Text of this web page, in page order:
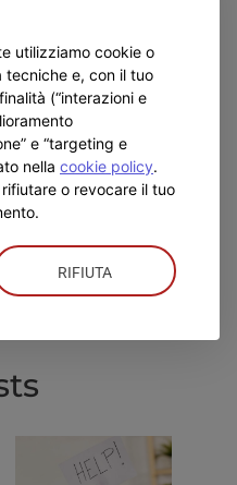
la Chiesalocale e le
cosa si aspettano da
ai ragazzi di qualsiasi
Ma con uno
più in difficoltà
Next
utilizziamo cookie o
tecniche e, con il tuo
(“interazioni e
e “targeting e
nella cookie policy.
o revocare il tuo
RIFIUTA